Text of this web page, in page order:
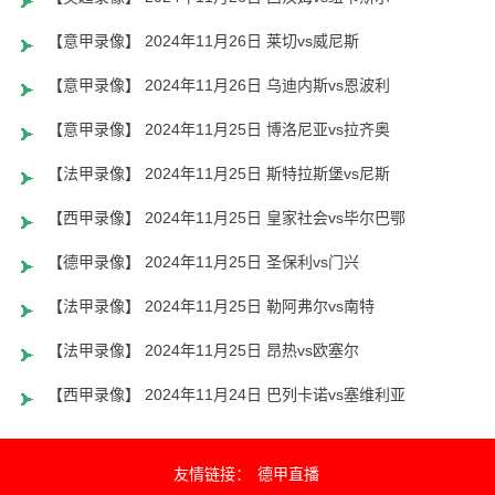
【意甲录像】 2024年11月26日 莱切vs威尼斯
【意甲录像】 2024年11月26日 乌迪内斯vs恩波利
【意甲录像】 2024年11月25日 博洛尼亚vs拉齐奥
【法甲录像】 2024年11月25日 斯特拉斯堡vs尼斯
【西甲录像】 2024年11月25日 皇家社会vs毕尔巴鄂
【德甲录像】 2024年11月25日 圣保利vs门兴
【法甲录像】 2024年11月25日 勒阿弗尔vs南特
【法甲录像】 2024年11月25日 昂热vs欧塞尔
【西甲录像】 2024年11月24日 巴列卡诺vs塞维利亚
友情链接： 德甲直播